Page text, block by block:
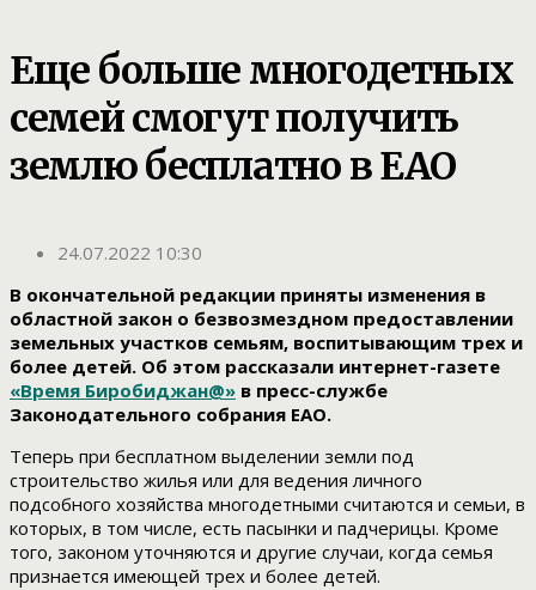
Еще больше многодетных
семей смогут получить
землю бесплатно в ЕАО
24.07.2022 10:30
В окончательной редакции приняты изменения в
областной закон о безвозмездном предоставлении
земельных участков семьям, воспитывающим трех и
более детей. Об этом рассказали интернет-газете
«Время Биробиджан@» в пресс-службе
Законодательного собрания ЕАО.
Теперь при бесплатном выделении земли под
строительство жилья или для ведения личного
подсобного хозяйства многодетными считаются и семьи, в
которых, в том числе, есть пасынки и падчерицы. Кроме
того, законом уточняются и другие случаи, когда семья
признается имеющей трех и более детей.